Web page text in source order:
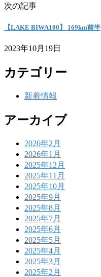
次の記事
【LAKE BIWA100】 169km前半
2023年10月19日
カテゴリー
新着情報
アーカイブ
2026年2月
2026年1月
2025年12月
2025年11月
2025年10月
2025年9月
2025年8月
2025年7月
2025年6月
2025年5月
2025年4月
2025年3月
2025年2月